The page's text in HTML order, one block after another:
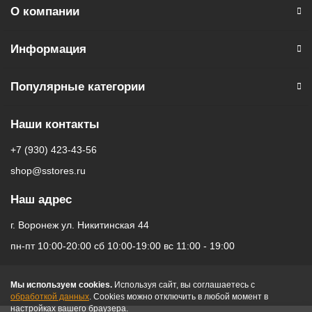
приложения, в том числе единый магазин приложений
Мы используем cookies. Используя сайт, вы соглашаетесь с
обработкой данных. Cookies можно отключить в любой момент в
настройках вашего браузера.
О компании
Информация
Популярные категории
Наши контакты
+7 (930) 423-43-56
shop@sstores.ru
Наш адрес
г. Воронеж ул. Никитинская 44
пн-пт 10:00-20:00 сб 10:00-19:00 вс 11:00 - 19:00